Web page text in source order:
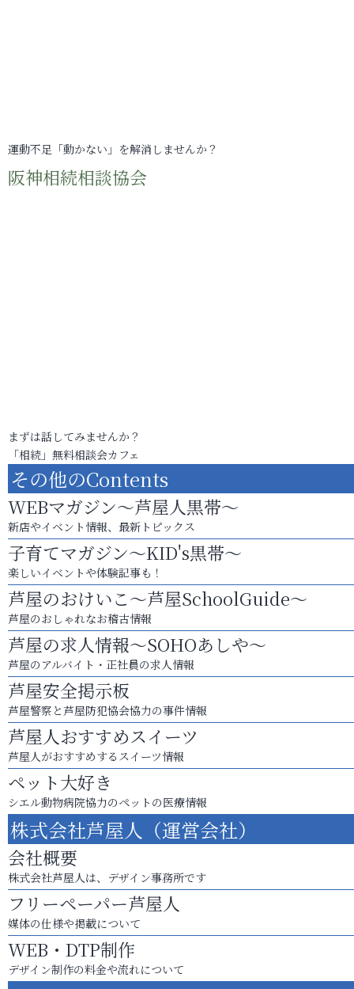
運動不足「動かない」を解消しませんか？
阪神相続相談協会
まずは話してみませんか？
「相続」無料相談会カフェ
その他のContents
WEBマガジン～芦屋人黒帯～
新店やイベント情報、最新トピックス
子育てマガジン～KID's黒帯～
楽しいイベントや体験記事も！
芦屋のおけいこ～芦屋SchoolGuide～
芦屋のおしゃれなお稽古情報
芦屋の求人情報～SOHOあしや～
芦屋のアルバイト・正社員の求人情報
芦屋安全掲示板
芦屋警察と芦屋防犯協会協力の事件情報
芦屋人おすすめスイーツ
芦屋人がおすすめするスイーツ情報
ペット大好き
シエル動物病院協力のペットの医療情報
株式会社芦屋人（運営会社）
会社概要
株式会社芦屋人は、デザイン事務所です
フリーペーパー芦屋人
媒体の仕様や掲載について
WEB・DTP制作
デザイン制作の料金や流れについて